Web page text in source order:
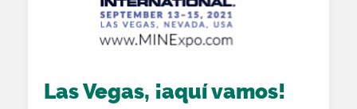
Las Vegas, ¡aquí vamos!